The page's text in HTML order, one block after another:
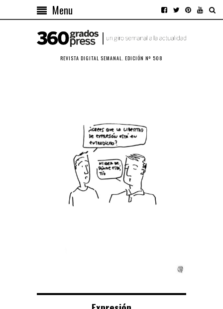
Menu
REVISTA DIGITAL SEMANAL. EDICIÓN Nº 508